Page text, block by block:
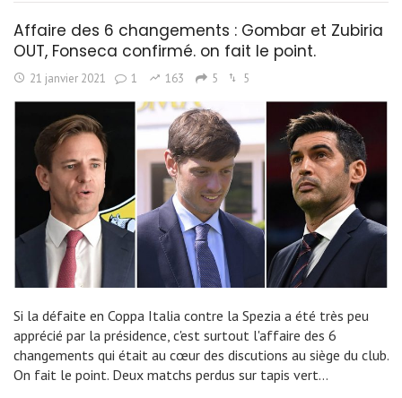
Affaire des 6 changements : Gombar et Zubiria
OUT, Fonseca confirmé. on fait le point.
21 janvier 2021 1 163 5 5
Si la défaite en Coppa Italia contre la Spezia a été très peu
apprécié par la présidence, c'est surtout l'affaire des 6
changements qui était au cœur des discutions au siège du club.
On fait le point. Deux matchs perdus sur tapis vert…